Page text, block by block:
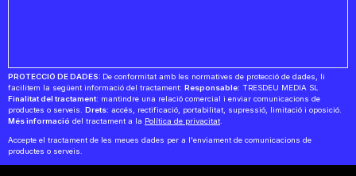
PROTECCIÓ DE DADES: De conformitat amb les normatives de protecció de dades, li
facilitem la següent informació del tractament: Responsable: TRESDEU MEDIA SL
Finalitat del tractament: mantindre una relació comercial i enviar comunicacions de
productes o serveis. Drets: accés, rectificació, portabilitat, supressió, limitació i oposició.
Més informació del tractament a la Política de privacitat.
Accepte el tractament de les meues dades per a l'enviament de comunicacions de
productes o serveis.